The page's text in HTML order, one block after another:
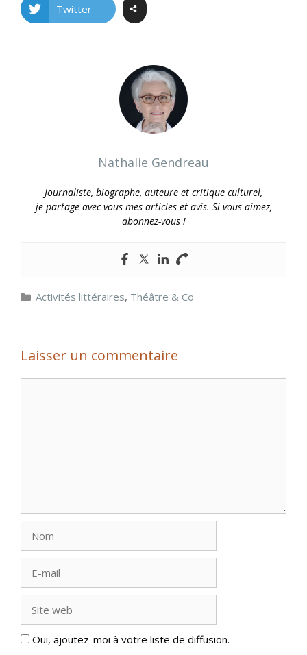
Twitter
Nathalie Gendreau
Journaliste, biographe, auteure et critique culturel,
je partage avec vous mes articles et avis. Si vous aimez,
abonnez-vous !
Catégories
Activités littéraires, Théâtre & Co
Laisser un commentaire
mail
web
Oui, ajoutez-moi à votre liste de diffusion.